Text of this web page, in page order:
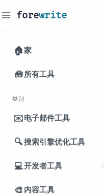
forewrite
🏠家
🧰所有工具
类别
✉️电子邮件工具
🔍搜索引擎优化工具
💻开发者工具
🎨 内容工具